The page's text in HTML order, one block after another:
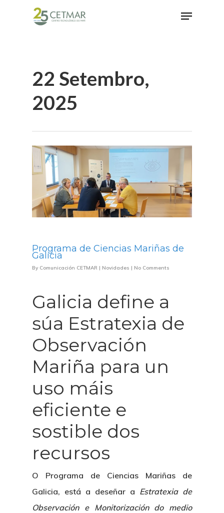
22 Setembro,
2025
Programa de Ciencias Mariñas de
Galicia
By Comunicación CETMAR | Novidades | No Comments
Galicia define a
súa Estratexia de
Observación
Mariña para un
uso máis
eficiente e
sostible dos
recursos
O Programa de Ciencias Mariñas de
Galicia, está a deseñar a Estratexia de
Observación e Monitorización do medio